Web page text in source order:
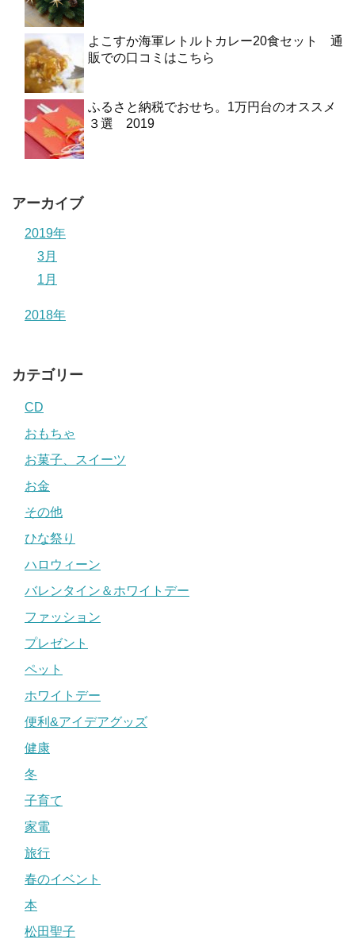
よこすか海軍レトルトカレー20食セット 通
販での口コミはこちら
ふるさと納税でおせち。1万円台のオススメ
３選 2019
アーカイブ
2019年
3月
1月
2018年
カテゴリー
CD
おもちゃ
お菓子、スイーツ
お金
その他
ひな祭り
ハロウィーン
バレンタイン＆ホワイトデー
ファッション
プレゼント
ペット
ホワイトデー
便利&アイデアグッズ
健康
冬
子育て
家電
旅行
春のイベント
本
松田聖子